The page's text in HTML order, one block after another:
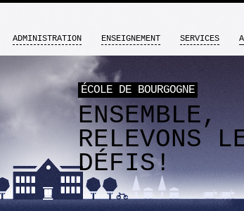
ÉCOLE DE BOURGOGNE
ENSEMBLE,
RELEVONS
DÉFIS!
ADMINISTRATION ENSEIGNEMENT SERVICES